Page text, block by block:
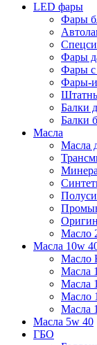
LED фары
Фары
Фары
Фары с
Фары-
Балки
Балки
Масла
Масла
Масло
Масла 10w
Mасло
Масла
Масла
Масло
Масла
Масла 5w 40
ГБО